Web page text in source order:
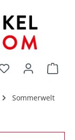
Du hast 0
Sommerwelt